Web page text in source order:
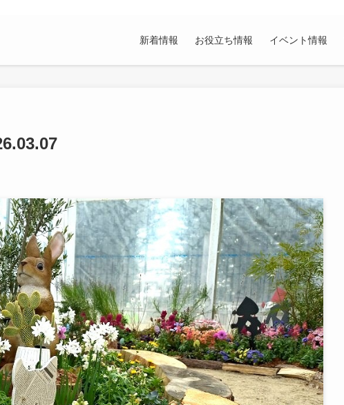
新着情報 お役立ち情報 イベント情報